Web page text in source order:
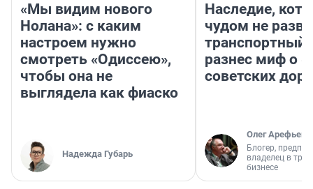
«Мы видим нового
Нолана»: с каким
настроем нужно
смотреть «Одиссею»,
чтобы она не
выглядела как фиаско
Надежда Губарь
Наследие,
чудом не
транспортный
разнес миф о
советских
Олег Арефьев
Блогер,
владелец в
бизнесе